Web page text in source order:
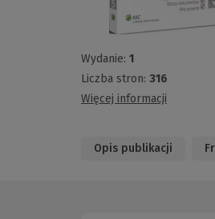
Wydanie: 1
Liczba stron: 316
Więcej informacji
Opis publikacji